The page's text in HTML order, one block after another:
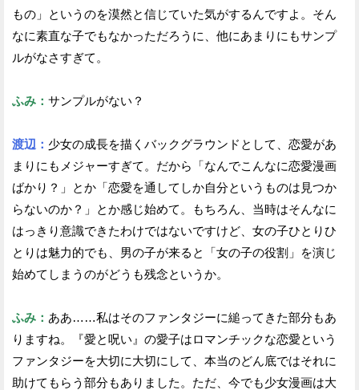
もの」というのを漠然と信じていた気がするんですよ。そん
なに素直な子でもなかっただろうに、他にあまりにもサンプ
ルがなさすぎて。
ふみ： サンプルがない？
渡辺： 少女の成長を描くバックグラウンドとして、恋愛があ
まりにもメジャーすぎて。だから「なんでこんなに恋愛漫画
ばかり？」とか「恋愛を通してしか自分というものは見つか
らないのか？」とか感じ始めて。もちろん、当時はそんなに
はっきり意識できたわけではないですけど、女の子ひとりひ
とりは魅力的でも、男の子が来ると「女の子の役割」を演じ
始めてしまうのがどうも残念というか。
ふみ： ああ……私はそのファンタジーに縋ってきた部分もあ
りますね。『愛と呪い』の愛子はロマンチックな恋愛という
ファンタジーを大切に大切にして、本当のどん底ではそれに
助けてもらう部分もありました。ただ、今でも少女漫画は大